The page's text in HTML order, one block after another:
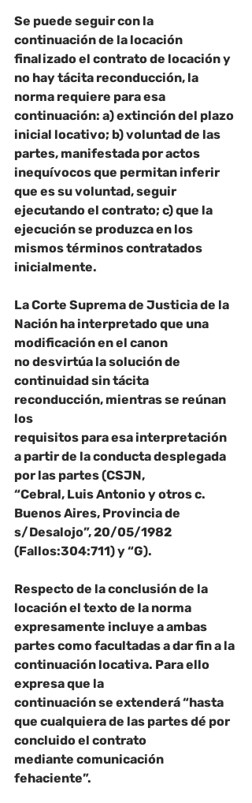
Se puede seguir con la
continuación de la locación
finalizado el contrato de locación y
no hay tácita reconducción, la
norma requiere para esa
continuación: a) extinción del plazo
inicial locativo; b) voluntad de las
partes, manifestada por actos
inequívocos que permitan inferir
que es su voluntad, seguir
ejecutando el contrato; c) que la
ejecución se produzca en los
mismos términos contratados
inicialmente.
La Corte Suprema de Justicia de la
Nación ha interpretado que una
modificación en el canon
no desvirtúa la solución de
continuidad sin tácita
reconducción, mientras se reúnan
los
requisitos para esa interpretación
a partir de la conducta desplegada
por las partes (CSJN,
“Cebral, Luis Antonio y otros c.
Buenos Aires, Provincia de
s/Desalojo”, 20/05/1982
(Fallos:304:711) y “G).
Respecto de la conclusión de la
locación el texto de la norma
expresamente incluye a ambas
partes como facultadas a dar fin a la
continuación locativa. Para ello
expresa que la
continuación se extenderá “hasta
que cualquiera de las partes dé por
concluido el contrato
mediante comunicación
fehaciente”.